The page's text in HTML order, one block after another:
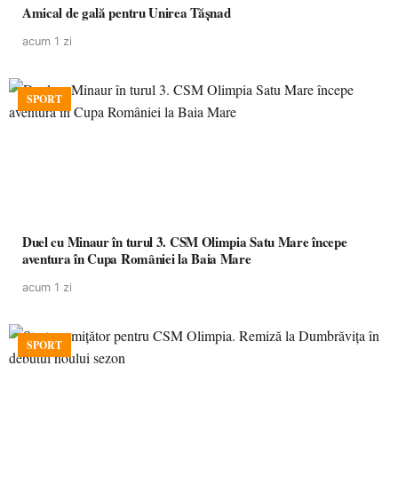
Amical de gală pentru Unirea Tășnad
acum 1 zi
SPORT
Duel cu Minaur în turul 3. CSM Olimpia Satu Mare începe
aventura în Cupa României la Baia Mare
acum 1 zi
SPORT